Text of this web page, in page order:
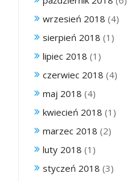
wrzesień 2018 (4)
sierpień 2018 (1)
lipiec 2018 (1)
czerwiec 2018 (4)
maj 2018 (4)
kwiecień 2018 (1)
marzec 2018 (2)
luty 2018 (1)
styczeń 2018 (3)